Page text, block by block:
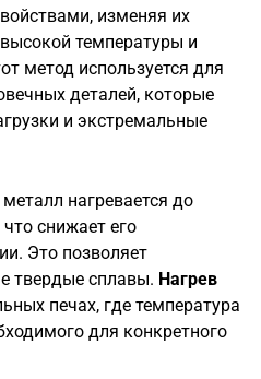
изменяя их
температуры и
метод используется для
деталей, которые
и экстремальные
нагревается до
снижает его
Это позволяет
твердые сплавы. Нагрев
печах, где температура
для конкретного